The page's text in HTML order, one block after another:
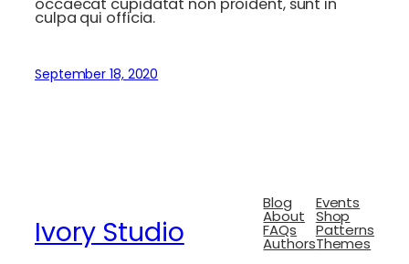
occaecat cupidatat non proident, sunt in
culpa qui officia.
September 18, 2020
Ivory Studio
Blog
About
FAQs
Authors
Events
Shop
Patterns
Themes